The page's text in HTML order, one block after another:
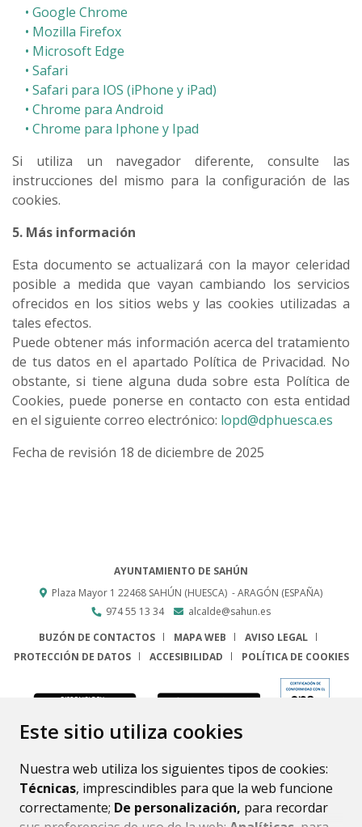
Este sitio utiliza cookies
Nuestra web utiliza los siguientes tipos de cookies:
Técnicas, imprescindibles para que la web funcione
correctamente; De personalización, para recordar
• Google Chrome
• Mozilla Firefox
• Microsoft Edge
• Safari
• Safari para IOS (iPhone y iPad)
• Chrome para Android
• Chrome para Iphone y Ipad
Si utiliza un navegador diferente, consulte las
instrucciones del mismo para la configuración de las
cookies.
5. Más información
Esta documento se actualizará con la mayor celeridad
posible a medida que vayan cambiando los servicios
ofrecidos en los sitios webs y las cookies utilizadas a
tales efectos.
Puede obtener más información acerca del tratamiento
de tus datos en el apartado Política de Privacidad. No
obstante, si tiene alguna duda sobre esta Política de
Cookies, puede ponerse en contacto con esta entidad
en el siguiente correo electrónico: lopd@dphuesca.es
Fecha de revisión 18 de diciembre de 2025
AYUNTAMIENTO DE SAHÚN
Plaza Mayor 1 22468 SAHÚN (HUESCA) - ARAGÓN (ESPAÑA)
974 55 13 34
alcalde@sahun.es
BUZÓN DE CONTACTOS
MAPA WEB
AVISO LEGAL
PROTECCIÓN DE DATOS
ACCESIBILIDAD POLÍTICA DE COOKIES